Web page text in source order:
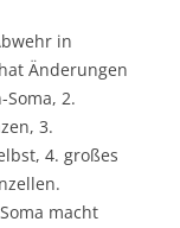
in
Änderungen
2.
3.
4. großes
macht